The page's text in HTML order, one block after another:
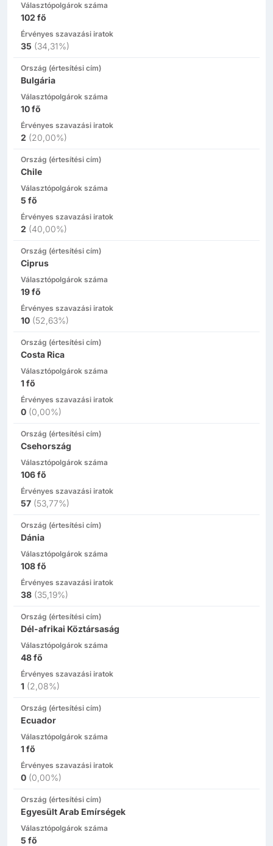
Választópolgárok száma
102 fő
Érvényes szavazási iratok
35 (34,31%)
Ország (értesítési cím)
Bulgária
Választópolgárok száma
10fő
Érvényes szavazási iratok
2 (20,00%)
Ország (értesítési cím)
Chile
Választópolgárok száma
5 fő
Érvényes szavazási iratok
2 (40,00%)
Ország (értesítési cím)
Ciprus
Választópolgárok száma
19fő
Érvényes szavazási iratok
10 (52,63%)
Ország (értesítési cím)
Costa Rica
Választópolgárok száma
1fő
Érvényes szavazási iratok
0 (0,00%)
Ország (értesítési cím)
Csehország
Választópolgárok száma
106fő
Érvényes szavazási iratok
57 (53,77%)
Ország (értesítési cím)
Dánia
Választópolgárok száma
108fő
Érvényes szavazási iratok
38 (35,19%)
Ország (értesítési cím)
Dél-afrikai Köztársaság
Választópolgárok száma
48fő
Érvényes szavazási iratok
1 (2,08%)
Ország (értesítési cím)
Ecuador
Választópolgárok száma
1fő
Érvényes szavazási iratok
0 (0,00%)
Ország (értesítési cím)
Egyesült Arab Emírségek
Választópolgárok száma
5 fő